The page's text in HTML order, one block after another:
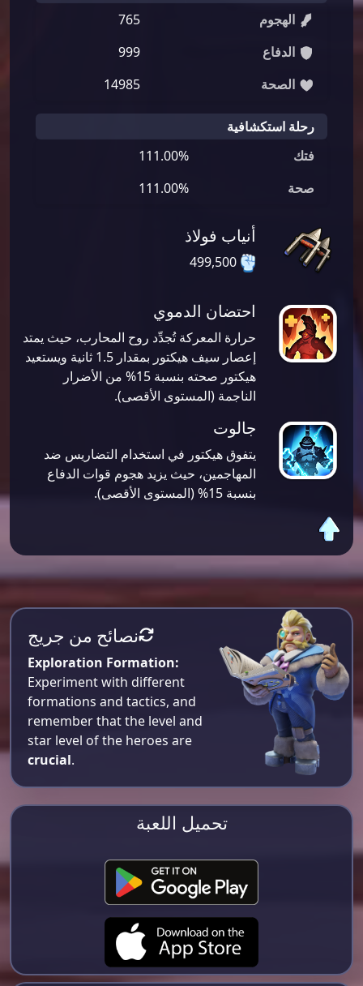
الهجوم
765
الدفاع
999
الصحة
14985
رحلة استكشافية
فتك
111.00%
صحة
111.00%
أنياب فولاذ
احتضان الدموي
حرارة المعركة تُجدِّد روح المحارب، حيث يمتد
إعصار سيف هيكتور بمقدار 1.5 ثانية ويستعيد
هيكتور صحته بنسبة 15% من الأضرار
الناجمة (المستوى الأقصى).
جالوت
يتفوق هيكتور في استخدام التضاريس ضد
المهاجمين، حيث يزيد هجوم قوات الدفاع
بنسبة 15% (المستوى الأقصى).
نصائح من جريج
Exploration Formation:
Experiment with different
formations and tactics, and
remember that the level and
star level of the heroes are
crucial.
تحميل اللعبة